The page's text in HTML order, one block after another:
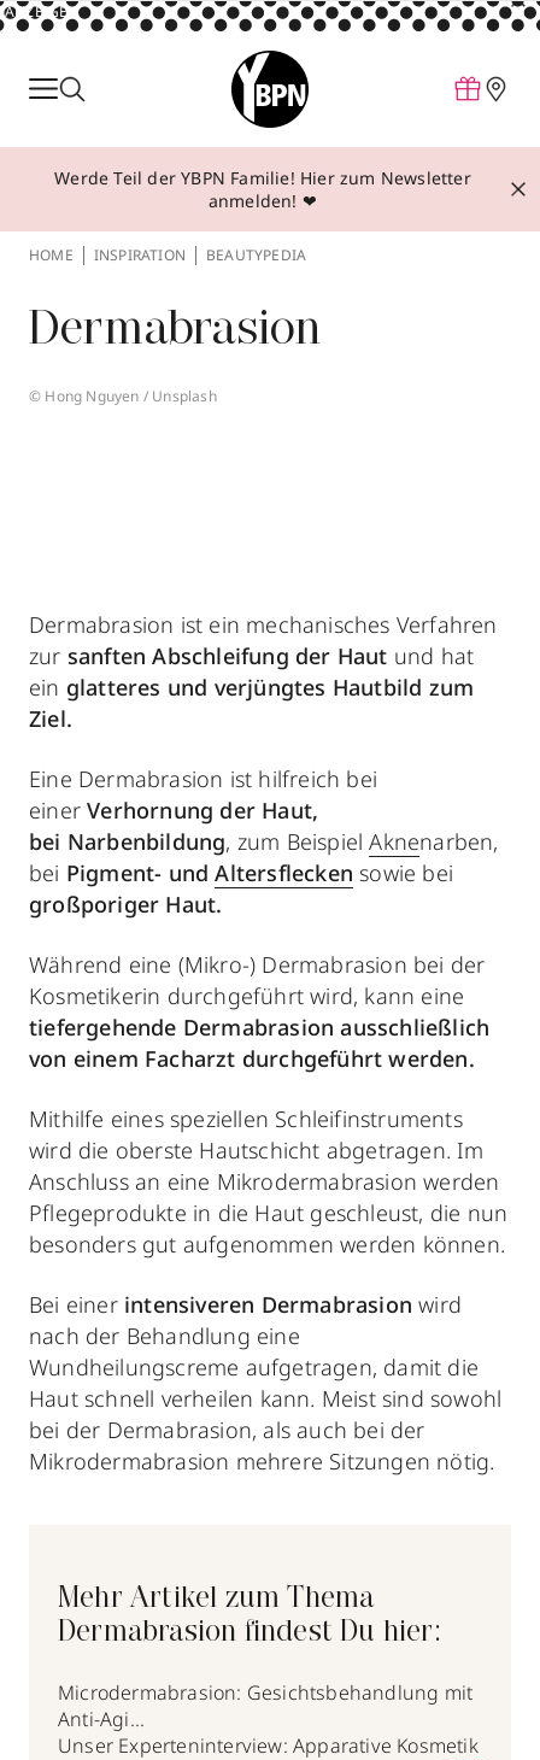
ANZEIGE
Parfum
Make-up
Behandlungen
Über YBPN
Aktionen
Werde Teil der YBPN Familie! Hier zum Newsletter
anmelden! ❤
HOME INSPIRATION BEAUTYPEDIA
Dermabrasion
© Hong Nguyen / Unsplash
Dermabrasion ist ein mechanisches Verfahren
zur sanften Abschleifung der Haut und hat
ein glatteres und verjüngtes Hautbild zum
Ziel.
Eine Dermabrasion ist hilfreich bei
einerVerhornung der Haut,
bei Narbenbildung, zum BeispielAknenarben,
bei Pigment- undAltersflecken sowie bei
großporiger Haut.
Während eine (Mikro-) Dermabrasion bei der
Kosmetikerin durchgeführt wird, kann eine
tiefergehende Dermabrasion ausschließlich
von einem Facharzt durchgeführt werden.
Mithilfe eines speziellen Schleifinstruments
wird die oberste Hautschicht abgetragen. Im
Anschluss an eine Mikrodermabrasion werden
Pflegeprodukte in die Haut geschleust, die nun
besonders gut aufgenommen werden können.
Bei einer intensiveren Dermabrasion wird
nach der Behandlung eine
Wundheilungscreme aufgetragen, damit die
Haut schnell verheilen kann. Meist sind sowohl
bei der Dermabrasion, als auch bei der
Mikrodermabrasion mehrere Sitzungen nötig.
Mehr Artikel zum Thema
Dermabrasion findest Du hier:
Microdermabrasion: Gesichtsbehandlung mit
Anti-Agi...
Unser Experteninterview: Apparative Kosmetik